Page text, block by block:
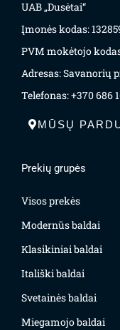
UAB „Dusėtai“
Įmonės kodas:
PVM mokėtojo
Adresas: Savanorių
Telefonas: +370 686
MŪSŲ
Prekių grupės
Visos prekės
Modernūs baldai
Klasikiniai baldai
Itališki baldai
Svetainės baldai
Miegamojo baldai